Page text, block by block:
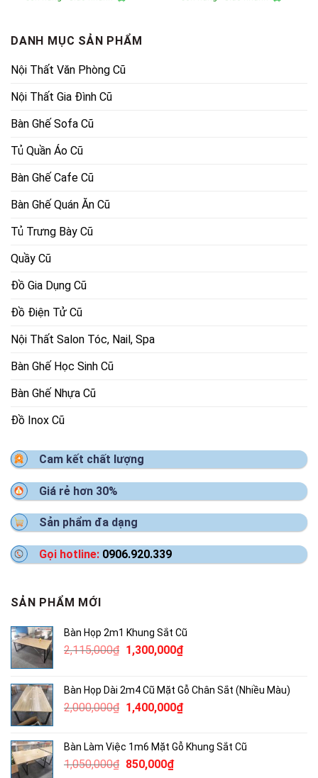
là:
tại
là:
tại
DANH MỤC SẢN PHẨM
Nội Thất Văn Phòng Cũ
Nội Thất Gia Đình Cũ
Bàn Ghế Sofa Cũ
Tủ Quần Áo Cũ
Bàn Ghế Cafe Cũ
Bàn Ghế Quán Ăn Cũ
Tủ Trưng Bày Cũ
Quầy Cũ
Đồ Gia Dụng Cũ
Đồ Điện Tử Cũ
Nội Thất Salon Tóc, Nail, Spa
Bàn Ghế Học Sinh Cũ
Bàn Ghế Nhựa Cũ
Đồ Inox Cũ
Cam kết chất lượng
Giá rẻ hơn 30%
Sản phẩm đa dạng
Gọi hotline: 0906.920.339
SẢN PHẨM MỚI
Bàn Họp 2m1 Khung Sắt Cũ
2,115,000₫ Giá
2,115,000₫.
1,300,000₫Giá
là:
1,300,000₫.
Bàn Họp Dài 2m4 Cũ Mặt Gỗ Chân Sắt (Nhiều Màu)
2,000,000₫ Giá
2,000,000₫.
1,400,000₫Giá
là:
Bàn Làm Việc 1m6 Mặt Gỗ Khung Sắt Cũ
1,050,000₫ Giá
850,000₫Giá